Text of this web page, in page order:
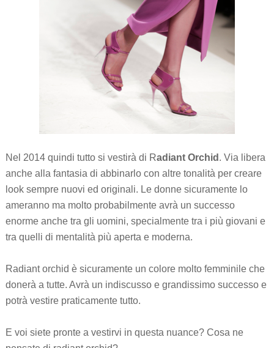
Nel 2014 quindi tutto si vestirà di Radiant Orchid . Via libera
anche alla fantasia di abbinarlo con altre tonalità per creare
look sempre nuovi ed originali. Le donne sicuramente lo
ameranno ma molto probabilmente avrà un successo
enorme anche tra gli uomini, specialmente tra i più giovani e
tra quelli di mentalità più aperta e moderna.
Radiant orchid è sicuramente un colore molto femminile che
donerà a tutte. Avrà un indiscusso e grandissimo successo e
potrà vestire praticamente tutto.
E voi siete pronte a vestirvi in questa nuance? Cosa ne